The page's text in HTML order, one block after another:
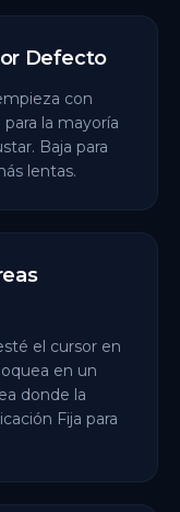
Defecto
con
la mayoría
Baja para
lentas.
el cursor en
en un
donde la
Fija para